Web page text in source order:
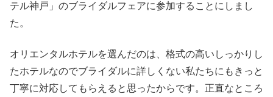
テル神戸」のブライダルフェアに参加することにしまし
た。
オリエンタルホテルを選んだのは、格式の高いしっかりし
たホテルなのでブライダルに詳しくない私たちにもきっと
丁寧に対応してもらえると思ったからです。正直なところ